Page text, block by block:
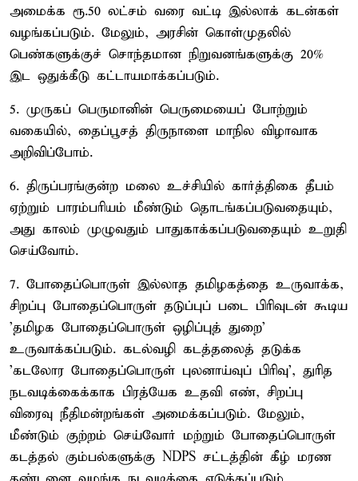
அமைக்க ரூ.50 லட்சம் வரை வட்டி இல்லாக் கடன்கள்
வழங்கப்படும். மேலும், அரசின் கொள்முதலில்
பெண்களுக்குச் சொந்தமான நிறுவனங்களுக்கு 20%
இட ஒதுக்கீடு கட்டாயமாக்கப்படும்.
5. முருகப் பெருமானின் பெருமையைப் போற்றும்
வகையில், தைப்பூசத் திருநாளை மாநில விழாவாக
அறிவிப்போம்.
6. திருப்பரங்குன்ற மலை உச்சியில் கார்த்திகை தீபம்
ஏற்றும் பாரம்பரியம் மீண்டும் தொடங்கப்படுவதையும்,
அது காலம் முழுவதும் பாதுகாக்கப்படுவதையும் உறுதி
செய்வோம்.
7. போதைப்பொருள் இல்லாத தமிழகத்தை உருவாக்க,
சிறப்பு போதைப்பொருள் தடுப்புப் படை பிரிவுடன் கூடிய
'தமிழக போதைப்பொருள் ஒழிப்புத் துறை'
உருவாக்கப்படும். கடல்வழி கடத்தலைத் தடுக்க
'கடலோர போதைப்பொருள் புலனாய்வுப் பிரிவு', துரித
நடவடிக்கைக்காக பிரத்யேக உதவி எண், சிறப்பு
விரைவு நீதிமன்றங்கள் அமைக்கப்படும். மேலும்,
மீண்டும் குற்றம் செய்வோர் மற்றும் போதைப்பொருள்
கடத்தல் கும்பல்களுக்கு NDPS சட்டத்தின் கீழ் மரண